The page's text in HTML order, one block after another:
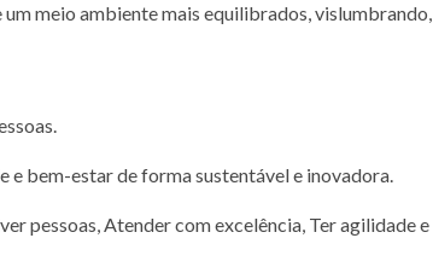
meio ambiente mais equilibrados, vislumbrando,
e bem-estar de forma sustentável e inovadora.
pessoas, Atender com excelência, Ter agilidade e